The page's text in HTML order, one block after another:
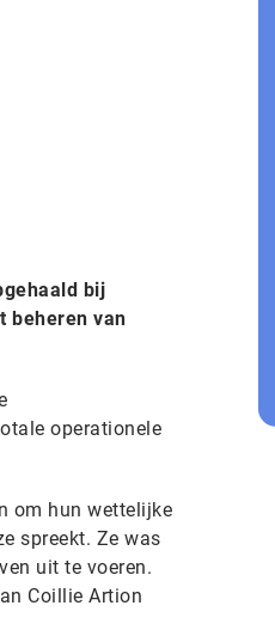
bij
beheren van
operationele
om hun wettelijke
spreekt. Ze was
uit te voeren.
Coillie Artion